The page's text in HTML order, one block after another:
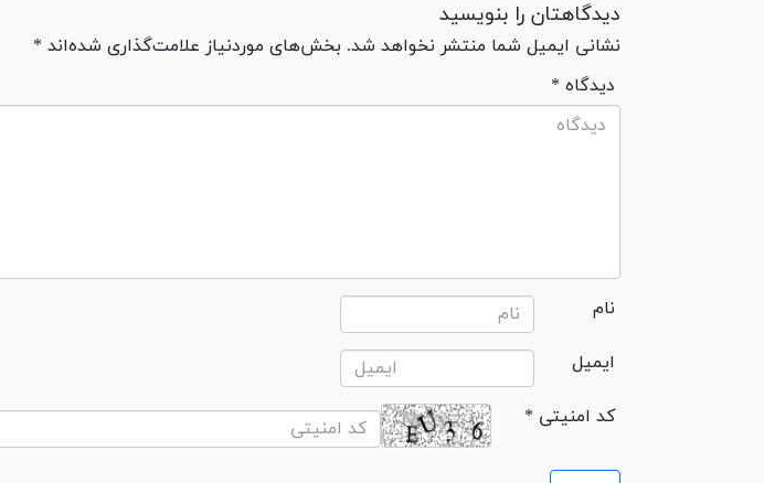
دیدگاهتان را بنویسید
نشانی ایمیل شما منتشر نخواهد شد. بخش‌های موردنیاز علامت‌گذاری شده‌اند *
* دیدگاه
نام
ایمیل
* کد امنیتی